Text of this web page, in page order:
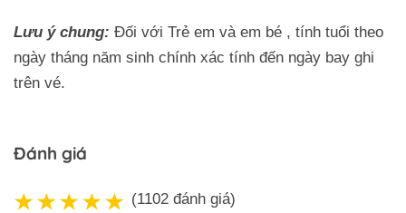
Lưu ý chung: Đối với Trẻ em và em bé , tính tuổi theo
ngày tháng năm sinh chính xác tính đến ngày bay ghi
trên vé.
Đánh giá
(1102 đánh giá)